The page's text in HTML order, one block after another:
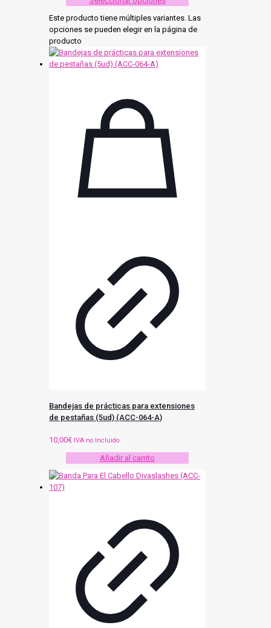
Este producto tiene múltiples variantes. Las
opciones se pueden elegir en la página de
producto
Bandejas de prácticas para extensiones
de pestañas (5ud) (ACC-064-A)
10,00€ IVA no Incluido
Añadir al carrito